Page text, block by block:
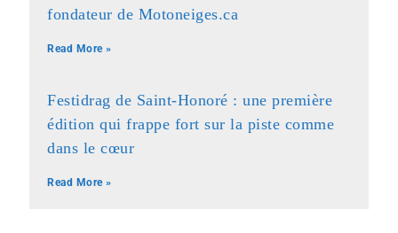
fondateur de Motoneiges.ca
Read More »
Festidrag de Saint-Honoré : une première
édition qui frappe fort sur la piste comme
dans le cœur
Read More »